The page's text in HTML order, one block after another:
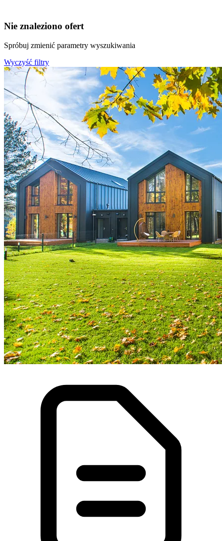
Nie znaleziono ofert
Spróbuj zmienić parametry wyszukiwania
Wyczyść filtry